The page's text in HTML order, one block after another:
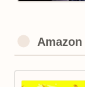
Amazon